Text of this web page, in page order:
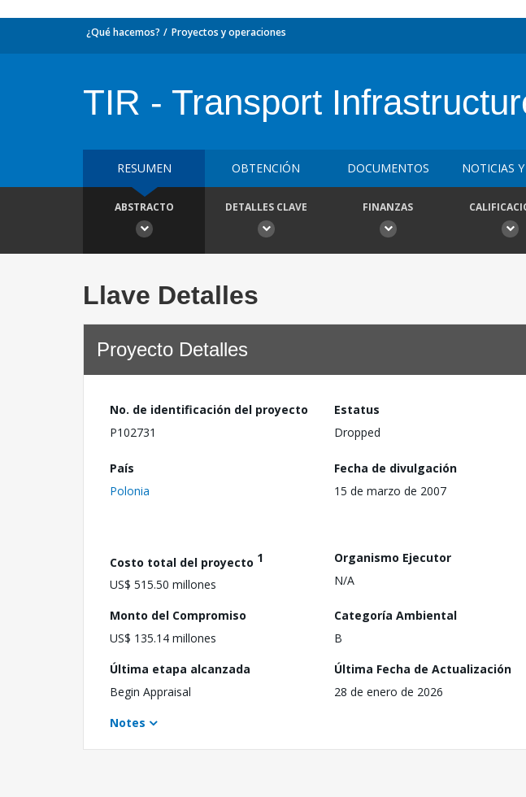
¿Qué hacemos? Proyectos y operaciones
TIR - Transport
RESUMEN OBTENCIÓN DOCUMENTOS NOTICIAS
ABSTRACTO DETALLES CLAVE FINANZAS
Llave Detalles
Proyecto Detalles
No. de identificación del proyecto
P102731
Estatus
Dropped
País
Polonia
Fecha de divulgación
15 de marzo de 2007
Costo total del proyecto 1
US$ 515.50 millones
Organismo Ejecutor
N/A
Monto del Compromiso
US$ 135.14 millones
Categoría Ambiental
B
Última etapa alcanzada
Begin Appraisal
Última Fecha de Actualización
28 de enero de 2026
Notes